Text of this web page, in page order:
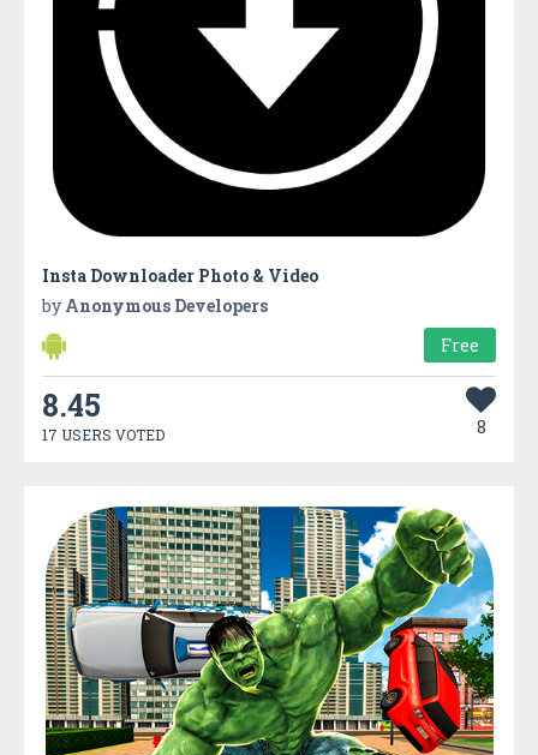
Insta Downloader Photo & Video
by Anonymous Developers
Free
8.45
17 USERS VOTED 8